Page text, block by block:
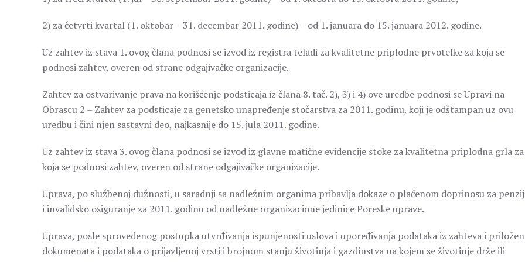
2) za četvrti kvartal (1. oktobar – 31. decembar 2011. godine) – od 1. januara do 15. januara 2012. godine.
Uz zahtev iz stava 1. ovog člana podnosi se izvod iz registra teladi za kvalitetne priplodne prvotelke za koja se
podnosi zahtev, overen od strane odgajivačke organizacije.
Zahtev za ostvarivanje prava na korišćenje podsticaja iz člana 8. tač. 2), 3) i 4) ove uredbe podnosi se Upravi na
Obrascu 2 – Zahtev za podsticaje za genetsko unapređenje stočarstva za 2011. godinu, koji je odštampan uz ovu
uredbu i čini njen sastavni deo, najkasnije do 15. jula 2011. godine.
Uz zahtev iz stava 3. ovog člana podnosi se izvod iz glavne matične evidencije stoke za kvalitetna priplodna grla za
koja se podnosi zahtev, overen od strane odgajivačke organizacije.
Uprava, po službenoj dužnosti, u saradnji sa nadležnim organima pribavlja dokaze o plaćenom doprinosu za
i invalidsko osiguranje za 2011. godinu od nadležne organizacione jedinice Poreske uprave.
Uprava, posle sprovedenog postupka utvrđivanja ispunjenosti uslova i upoređivanja podataka iz zahteva i
dokumenata i podataka o prijavljenoj vrsti i brojnom stanju životinja i gazdinstva na kojem se životinje drže ili